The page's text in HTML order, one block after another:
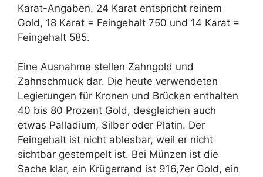
Karat-Angaben. 24 Karat entspricht reinem
Gold, 18 Karat = Feingehalt 750 und 14 Karat =
Feingehalt 585.
Eine Ausnahme stellen Zahngold und
Zahnschmuck dar. Die heute verwendeten
Legierungen für Kronen und Brücken enthalten
40 bis 80 Prozent Gold, desgleichen auch
etwas Palladium, Silber oder Platin. Der
Feingehalt ist nicht ablesbar, weil er nicht
sichtbar gestempelt ist. Bei Münzen ist die
Sache klar, ein Krügerrand ist 916,7er Gold, ein